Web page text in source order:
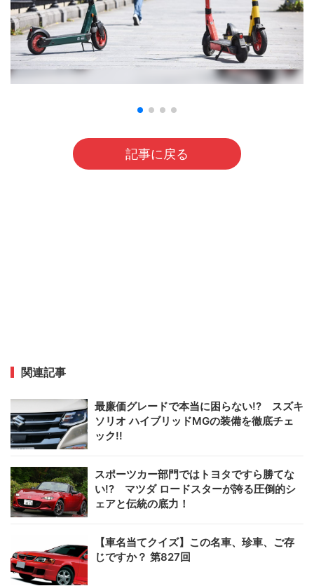
記事に戻る
関連記事
最廉価グレードで本当に困らない!? スズキ
ソリオ ハイブリッドMGの装備を徹底チェ
ック!!
スポーツカー部門ではトヨタですら勝てな
い!? マツダ ロードスターが誇る圧倒的シ
ェアと伝統の底力！
【車名当てクイズ】この名車、珍車、ご存
じですか？ 第827回